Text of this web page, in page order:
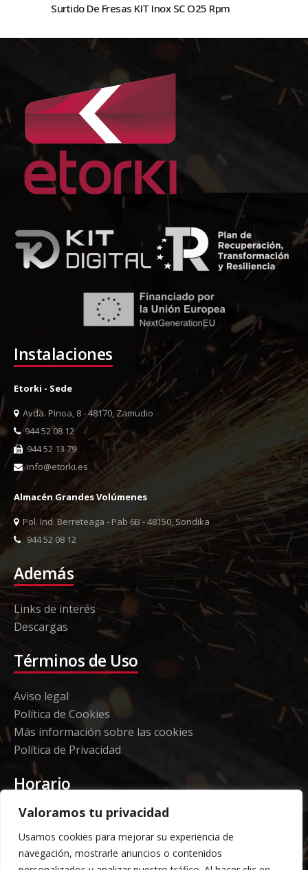
Valoramos tu privacidad
Usamos cookies para mejorar su experiencia de
navegación, mostrarle anuncios o contenidos
Surtido De Fresas KIT Inox SC O25 Rpm
Instalaciones
Etorki - Sede
Avda. Pinoa, 8 - 48170, Zamudio
944 52 08 12
944 52 13 79
info@etorki.es
Almacén Grandes Volúmenes
Pol. Ind. Berreteaga - Pab 6B - 48150, Sondika
944 52 08 12
Además
Links de interés
Descargas
Términos de Uso
Aviso legal
Política de Cookies
Más información sobre las cookies
Política de Privacidad
Horario
Etorki - Sede
Lunes a jueves 08:00 a 16:00
Viernes: 08:00 a 14:00